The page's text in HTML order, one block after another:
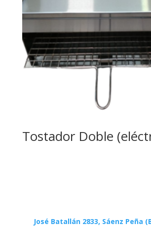
Tostador Doble
José Batallán 2833, Sáenz Peña